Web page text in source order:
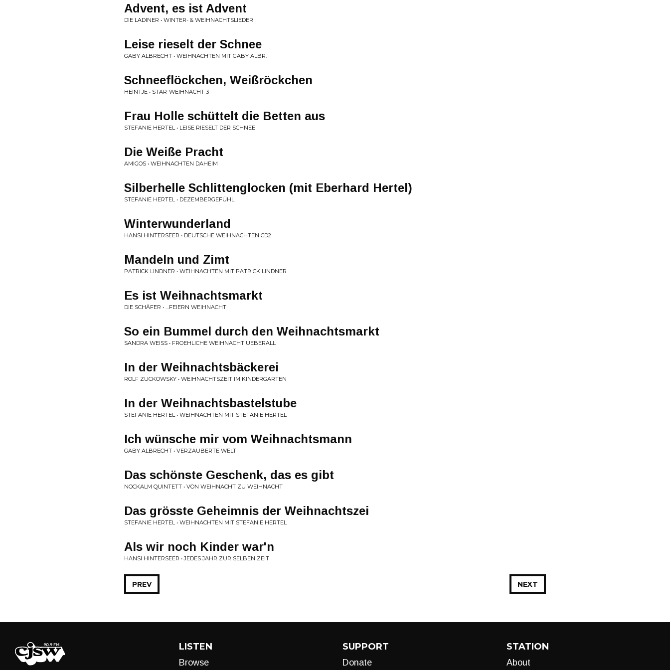
Advent, es ist Advent
DIE LADINER • WINTER- & WEIHNACHTSLIEDER
Leise rieselt der Schnee
GABY ALBRECHT • WEIHNACHTEN MIT GABY ALBR.
Schneeflöckchen, Weißröckchen
HEINTJE • STAR-WEIHNACHT 3
Frau Holle schüttelt die Betten aus
STEFANIE HERTEL • LEISE RIESELT DER SCHNEE
Die Weiße Pracht
AMIGOS • WEIHNACHTEN DAHEIM
Silberhelle Schlittenglocken (mit Eberhard Hertel)
STEFANIE HERTEL • DEZEMBERGEFÜHL
Winterwunderland
HANSI HINTERSEER • DEUTSCHE WEIHNACHTEN CD2
Mandeln und Zimt
PATRICK LINDNER • WEIHNACHTEN MIT PATRICK LINDNER
Es ist Weihnachtsmarkt
DIE SCHÄFER • …FEIERN WEIHNACHT
So ein Bummel durch den Weihnachtsmarkt
SANDRA WEISS • FROEHLICHE WEIHNACHT UEBERALL
In der Weihnachtsbäckerei
ROLF ZUCKOWSKY • WEIHNACHTSZEIT IM KINDERGARTEN
In der Weihnachtsbastelstube
STEFANIE HERTEL • WEIHNACHTEN MIT STEFANIE HERTEL
Ich wünsche mir vom Weihnachtsmann
GABY ALBRECHT • VERZAUBERTE WELT
Das schönste Geschenk, das es gibt
NOCKALM QUINTETT • VON WEIHNACHT ZU WEIHNACHT
Das grösste Geheimnis der Weihnachtszei
STEFANIE HERTEL • WEIHNACHTEN MIT STEFANIE HERTEL
Als wir noch Kinder war'n
HANSI HINTERSEER • JEDES JAHR ZUR SELBEN ZEIT
NEXT
PREV
LISTEN
Browse
SUPPORT
Donate
STATION
About